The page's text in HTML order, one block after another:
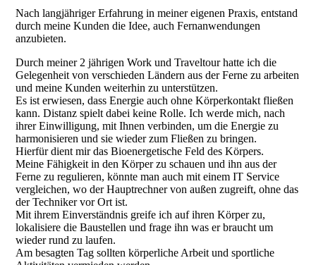
Nach langjähriger Erfahrung in meiner eigenen Praxis, entstand
durch meine Kunden die Idee, auch Fernanwendungen
anzubieten.
Durch meiner 2 jährigen Work und Traveltour hatte ich die
Gelegenheit von verschieden Ländern aus der Ferne zu arbeiten
und meine Kunden weiterhin zu unterstützen.
Es ist erwiesen, dass Energie auch ohne Körperkontakt fließen
kann. Distanz spielt dabei keine Rolle. Ich werde mich, nach
ihrer Einwilligung, mit Ihnen verbinden, um die Energie zu
harmonisieren und sie wieder zum Fließen zu bringen.
Hierfür dient mir das Bioenergetische Feld des Körpers.
Meine Fähigkeit in den Körper zu schauen und ihn aus der
Ferne zu regulieren, könnte man auch mit einem IT Service
vergleichen, wo der Hauptrechner von außen zugreift, ohne das
der Techniker vor Ort ist.
Mit ihrem Einverständnis greife ich auf ihren Körper zu,
lokalisiere die Baustellen und frage ihn was er braucht um
wieder rund zu laufen.
Am besagten Tag sollten körperliche Arbeit und sportliche